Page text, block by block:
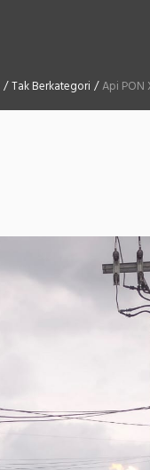
/Tak Berkategori /Api PON